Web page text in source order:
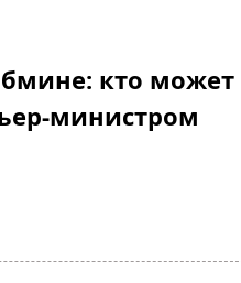
кто может
министром